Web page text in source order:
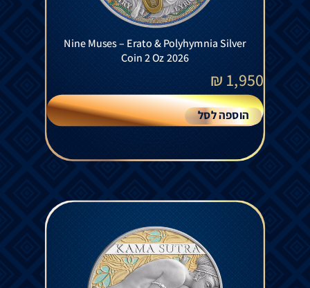
Nine Muses – Erato & Polyhymnia Silver
Coin 2 Oz 2026
1,950
₪
הוספה לסל